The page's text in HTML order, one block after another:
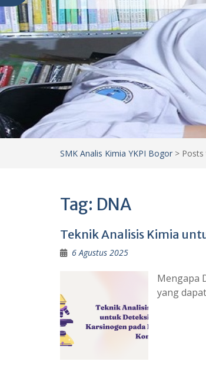
SMK Analis Kimia YKPI Bogor > Posts
Tag: DNA
Teknik Analisis Kimia
6 Agustus 2025
Mengapa
yang